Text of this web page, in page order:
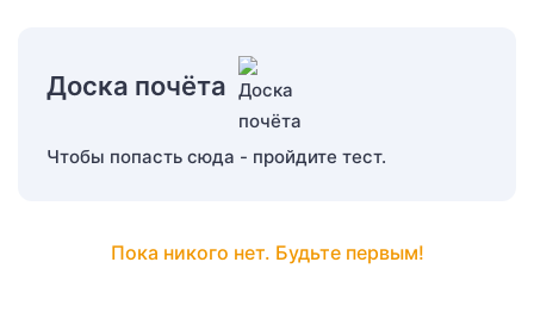
Доска почёта
Чтобы попасть сюда - пройдите тест.
Пока никого нет. Будьте первым!